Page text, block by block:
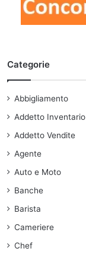
Categorie
Abbigliamento
Addetto Inventario
Addetto Vendite
Agente
Auto e Moto
Banche
Barista
Cameriere
Chef